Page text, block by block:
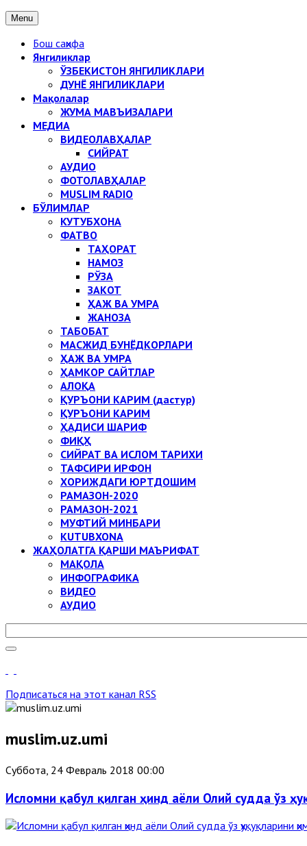
Menu
Бош саҳифа
Янгиликлар
ЎЗБЕКИСТОН ЯНГИЛИКЛАРИ
ДУНЁ ЯНГИЛИКЛАРИ
Мақолалар
ЖУМА МАВЪИЗАЛАРИ
МЕДИА
ВИДЕОЛАВҲАЛАР
СИЙРАТ
АУДИО
ФОТОЛАВҲАЛАР
MUSLIM RADIO
БЎЛИМЛАР
КУТУБХОНА
ФАТВО
ТАҲОРАТ
НАМОЗ
РЎЗА
ЗАКОТ
ҲАЖ ВА УМРА
ЖАНОЗА
ТАБОБАТ
МАСЖИД БУНЁДКОРЛАРИ
ҲАЖ ВА УМРА
ҲАМКОР САЙТЛАР
АЛОҚА
ҚУРЪОНИ КАРИМ (дастур)
ҚУРЪОНИ КАРИМ
ҲАДИСИ ШАРИФ
ФИҚҲ
СИЙРАТ ВА ИСЛОМ ТАРИХИ
ТАФСИРИ ИРФОН
ХОРИЖДАГИ ЮРТДОШИМ
РАМАЗОН-2020
РАМАЗОН-2021
МУФТИЙ МИНБАРИ
KUTUBXONA
ЖАҲОЛАТГА ҚАРШИ МАЪРИФАТ
МАҚОЛА
ИНФОГРАФИКА
ВИДЕО
АУДИО
Подписаться на этот канал RSS
muslim.uz.umi
Суббота, 24 Февраль 2018 00:00
Исломни қабул қилган ҳинд аёли Олий судда ўз